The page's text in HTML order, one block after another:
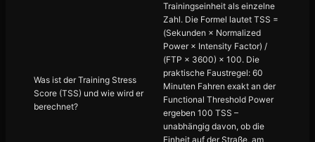
Was ist der Training Stress
Score (TSS) und wie wird er
berechnet?
Trainingseinheit als einzelne
Zahl. Die Formel lautet TSS =
(Sekunden × Normalized
Power × Intensity Factor) /
(FTP × 3600) × 100. Die
praktische Faustregel: 60
Minuten Fahren exakt an der
Functional Threshold Power
ergeben 100 TSS –
unabhängig davon, ob die
Einheit auf der Straße, am